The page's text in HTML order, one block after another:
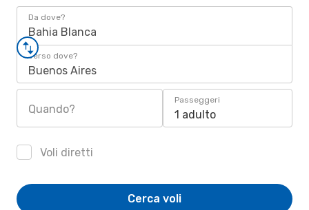
Da dove?
Bahia Blanca
Verso dove?
Buenos Aires
Quando?
Passeggeri
1 adulto
Voli diretti
Cerca voli